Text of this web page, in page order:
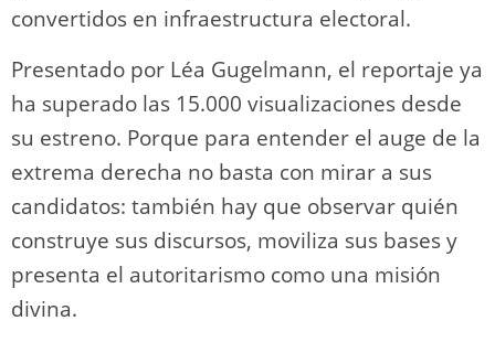
convertidos en infraestructura electoral.
Presentado por Léa Gugelmann, el reportaje ya
ha superado las 15.000 visualizaciones desde
su estreno. Porque para entender el auge de la
extrema derecha no basta con mirar a sus
candidatos: también hay que observar quién
construye sus discursos, moviliza sus bases y
presenta el autoritarismo como una misión
divina.